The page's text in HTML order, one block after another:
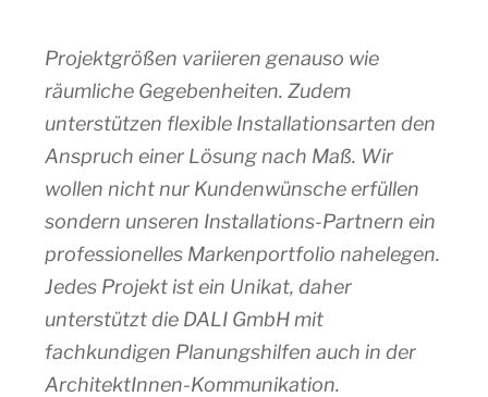
Projektgrößen variieren genauso wie
räumliche Gegebenheiten. Zudem
unterstützen flexible Installationsarten den
Anspruch einer Lösung nach Maß. Wir
wollen nicht nur Kundenwünsche erfüllen
sondern unseren Installations-Partnern ein
professionelles Markenportfolio nahelegen.
Jedes Projekt ist ein Unikat, daher
unterstützt die DALI GmbH mit
fachkundigen Planungshilfen auch in der
ArchitektInnen-Kommunikation.